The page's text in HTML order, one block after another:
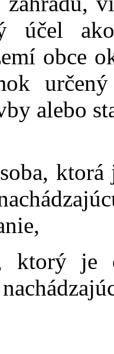
účel
obce
alebo
ktorý je